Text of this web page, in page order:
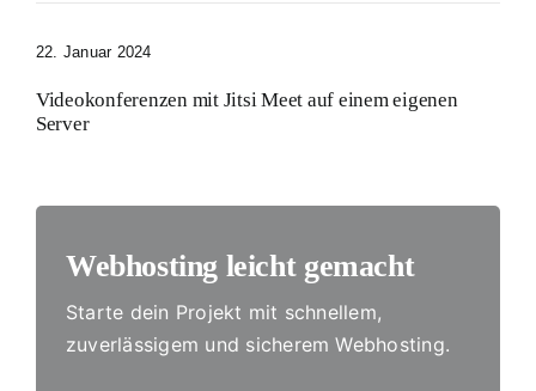
22. Januar 2024
Videokonferenzen mit Jitsi Meet auf einem eigenen
Server
Webhosting leicht gemacht
Starte dein Projekt mit schnellem,
zuverlässigem und sicherem Webhosting.